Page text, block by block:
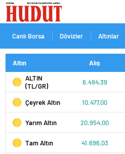
Canlı Borsa Dövizler Altınlar
Altın Alış
ALTIN
(TL/GR)
6.494,39
Çeyrek Altın 10.477,00
Yarım Altın 20.954,00
Tam Altın 41.696,03